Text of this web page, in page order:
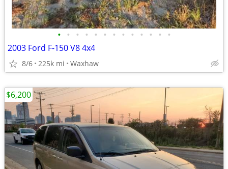
• • • • • • • • • • • • •
2003 Ford F-150 V8 4x4
8/6 225k mi Waxhaw
$6,200